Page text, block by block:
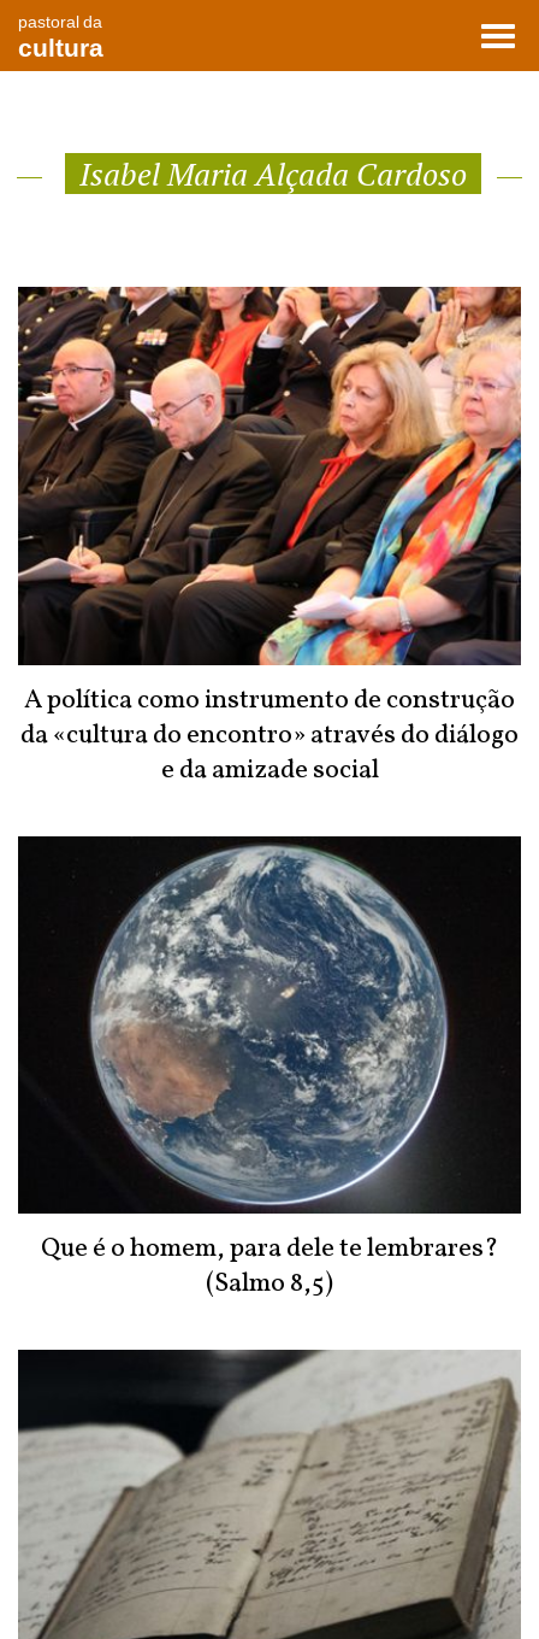
pastoral da
cultura
Isabel Maria Alçada Cardoso
A política como instrumento de construção
da «cultura do encontro» através do diálogo
e da amizade social
Que é o homem, para dele te lembrares?
(Salmo 8,5)